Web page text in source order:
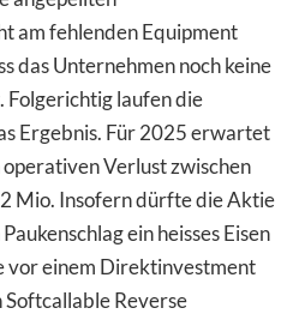
am fehlenden Equipment
das Unternehmen noch keine
laufen die
Ergebnis. Für 2025 erwartet
Verlust zwischen
Mio. Insofern dürfte die Aktie
ein heisses Eisen
vor einem Direktinvestment
Reverse